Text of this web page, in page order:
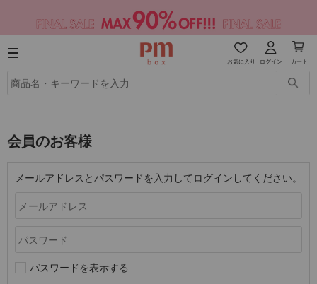
お気に入り ログイン カート
会員のお客様
メールアドレスとパスワードを入力してログインしてください。
パスワードを表示する